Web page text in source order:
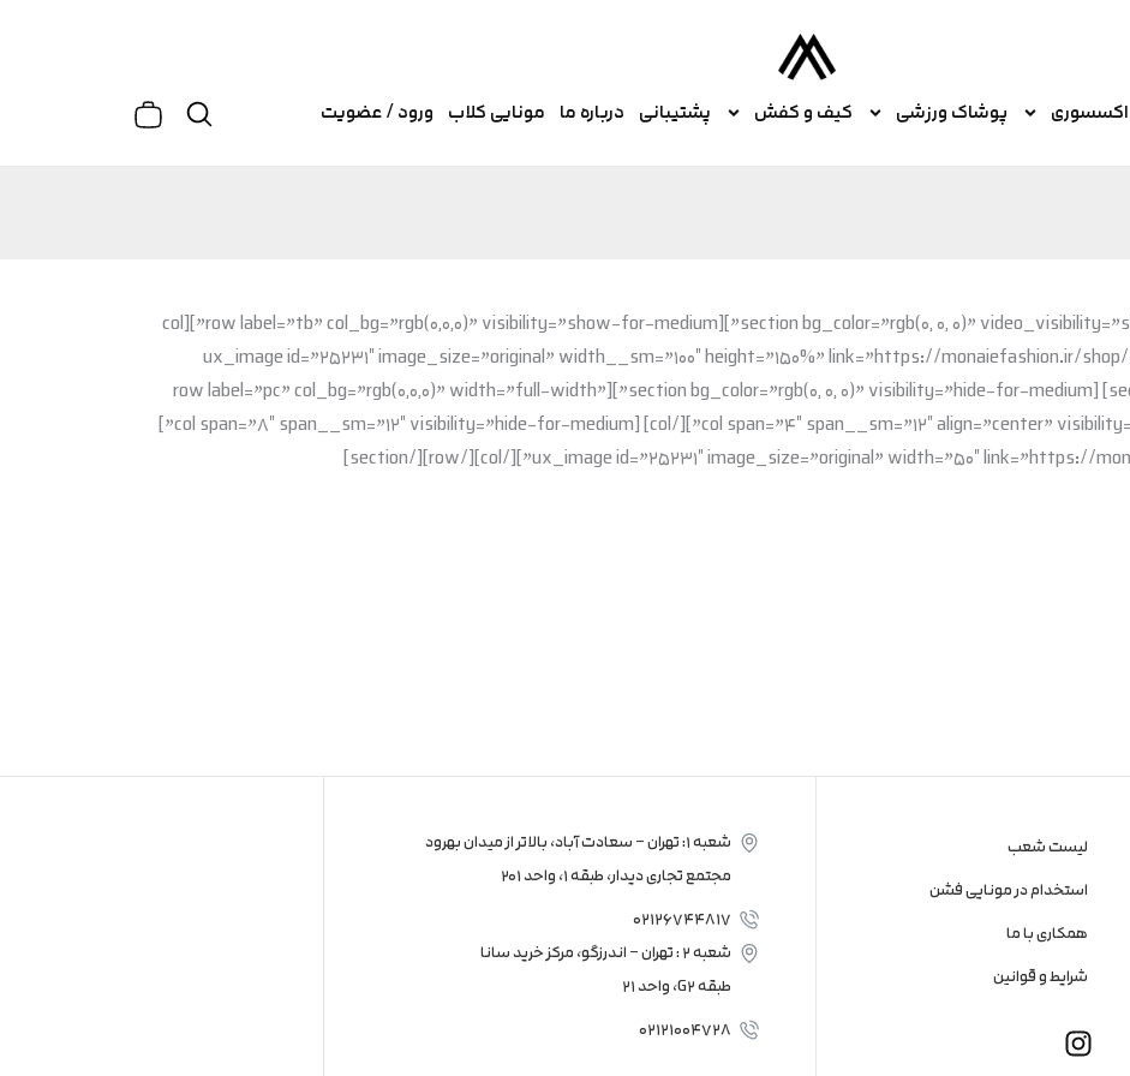
اکسسوری پوشاک ورزشی کیف و کفش پشتیبانی درباره ما مونایی کلاب ورود / عضویت جستجوسبد
خرید
[section bg_color=”rgb(0, 0, 0)” video_visibility=”show-for-medium” visibility=”show-for-medium”][row label=”tb” col_bg=”rgb(0,0,0)” visibility=”show-for-medium”][col
span__sm=”12″ visibility=”show-for-medium”][ux_image id=”25231″ image_size=”original” width__sm=”100″ height=”150%” link=”https://monaiefashion.ir/
visibility=”show-for-medium”][/col][/row][/section] [section bg_color=”rgb(0, 0, 0)” visibility=”hide-for-medium”][row label=”pc” col_bg=”rgb(0,0,0)” width=”full-width”
visibility=”hide-for-medium”][col span=”4″ span__sm=”12″ align=”center” visibility=”hide-for-medium”][/col] [col span=”8″ span__sm=”12″ visibility=”hide-for-medium”]
لیست شعب
استخدام در مونایی فشن
همکاری با ما
شرایط و قوانین
n
شعبه 1: تهران – سعادت آباد، بالاتر از میدان بهرود
مجتمع تجاری دیدار، طبقه 1، واحد 201
02126744817
شعبه 2 : تهران – اندرزگو، مرکز خرید سانا
طبقه G2، واحد 21
02121004728